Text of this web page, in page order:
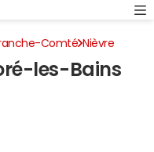
Comté Nièvre
revenules-Bains